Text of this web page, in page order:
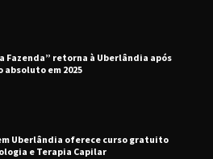
Fazenda” retorna à Uberlândia após
absoluto em 2025
Uberlândia oferece curso gratuito
e Terapia Capilar